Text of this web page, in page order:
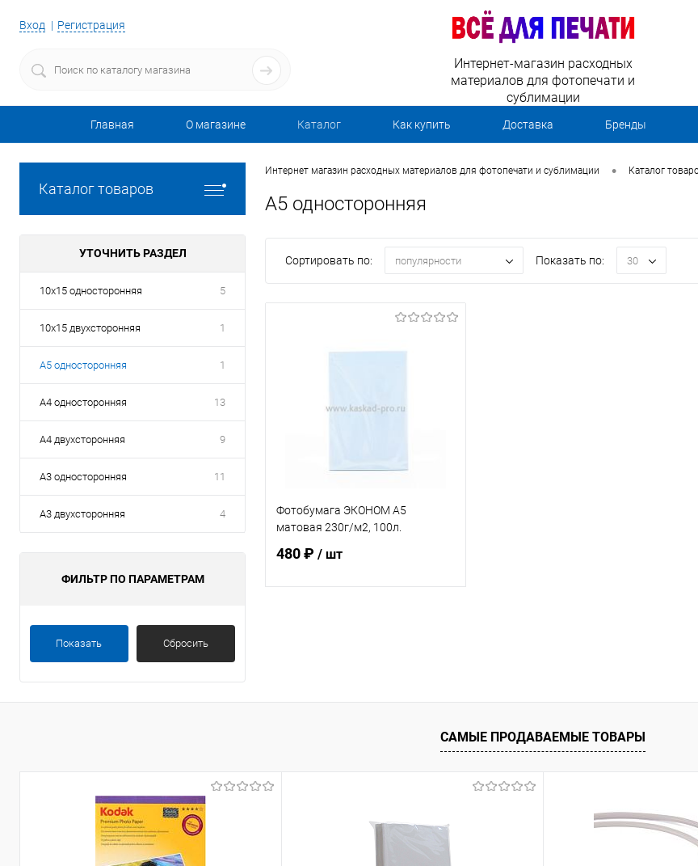
Вход Регистрация
Интернет-магазин расходных
материалов для фотопечати и
сублимации
Главная О магазине Каталог Как купить Доставка Бренды
Каталог товаров
УТОЧНИТЬ РАЗДЕЛ
10х15 односторонняя 5
10х15 двухсторонняя 1
А5 односторонняя 1
А4 односторонняя 13
А4 двухсторонняя 9
А3 односторонняя 11
А3 двухсторонняя 4
ФИЛЬТР ПО ПАРАМЕТРАМ
Показать Сбросить
Интернет магазин расходных материалов для фотопечати и сублимации • Каталог
А5 односторонняя
Сортировать по: популярности Показать по: 30
Фотобумага ЭКОНОМ А5
матовая 230г/м2, 100л.
480 ₽ / шт
САМЫЕ ПРОДАВАЕМЫЕ ТОВАРЫ